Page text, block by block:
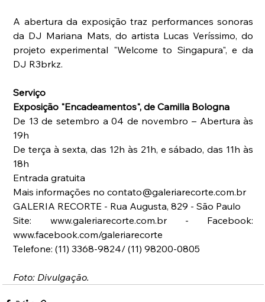
A abertura da exposição traz performances sonoras
da DJ Mariana Mats, do artista Lucas Veríssimo, do
projeto experimental "Welcome to Singapura", e da
DJ R3brkz.
Serviço
Exposição "Encadeamentos", de Camilla Bologna
De 13 de setembro a 04 de novembro – Abertura às
19h
De terça à sexta, das 12h às 21h, e sábado, das 11h às
18h
Entrada gratuita
Mais informações no contato@galeriarecorte.com.br
GALERIA RECORTE - Rua Augusta, 829 - São Paulo
Site: www.galeriarecorte.com.br - Facebook:
www.facebook.com/galeriarecorte
Telefone: (11) 3368-9824/ (11) 98200-0805
Foto: Divulgação.